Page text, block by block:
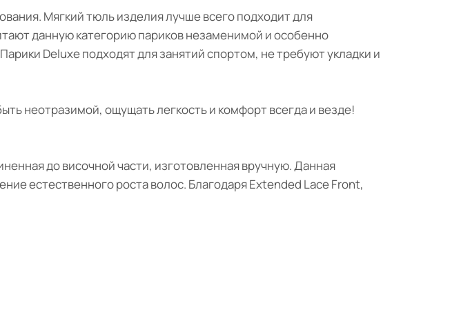
Мягкий тюль изделия лучше всего подходит для
данную категорию париков незаменимой и особенно
Deluxe подходят для занятий спортом, не требуют укладки и
неотразимой, ощущать легкость и комфорт всегда и везде!
до височной части, изготовленная вручную. Данная
естественного роста волос. Благодаря Extended Lace Front,